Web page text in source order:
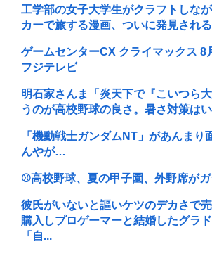
工学部の女子大学生がクラフトしな
カーで旅する漫画、ついに発見される
ゲームセンターCX クライマックス 8
フジテレビ
明石家さんま「炎天下で『こいつら
うのが高校野球の良さ。暑さ対策はい
「機動戦士ガンダムNT」があんまり
んやが…
⚾高校野球、夏の甲子園、外野席が
彼氏がいないと謳いケツのデカさで
購入しプロゲーマーと結婚したグラ
「自...